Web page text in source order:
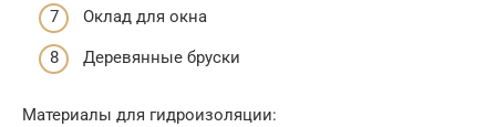
Оклад для окна
Деревянные бруски
Материалы для гидроизоляции: